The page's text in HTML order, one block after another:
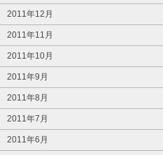
2011年12月
2011年11月
2011年10月
2011年9月
2011年8月
2011年7月
2011年6月